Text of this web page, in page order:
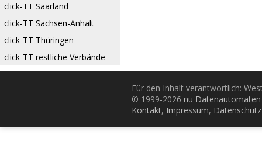
click-TT Saarland
click-TT Sachsen-Anhalt
click-TT Thüringen
click-TT restliche Verbände
Für den Inhalt verantwortlich:
© 1999-2026 nu
Kontakt, Impressum, Datenschutz